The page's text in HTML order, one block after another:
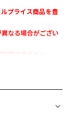
プライス商品を豊
なる場合がござい
用できません。